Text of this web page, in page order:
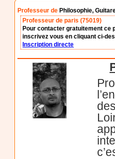
Professeur de Philosophie,
Professeur de paris (75019)
Pour contacter gratuitement ce
inscrivez vous en cliquant ci-
Inscription directe